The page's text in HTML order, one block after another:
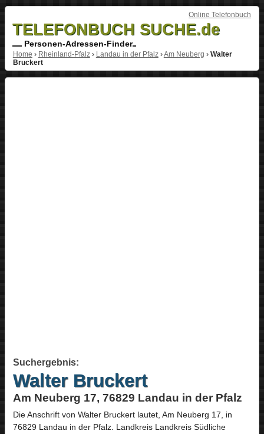
Online Telefonbuch
TELEFONBUCH SUCHE.de
Personen-Adressen-Finder
Home › Rheinland-Pfalz› Landau in der Pfalz›Am Neuberg › Walter
Bruckert
Suchergebnis:
Walter Bruckert
Am Neuberg 17, 76829 Landau in der Pfalz
Die Anschrift von Walter Bruckertlautet, Am Neuberg 17, in
76829 Landau in der Pfalz. Landkreis Landkreis Südliche